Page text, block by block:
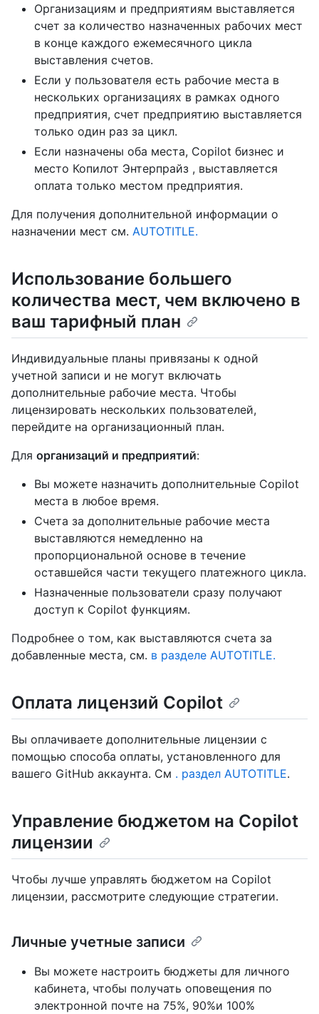
Организациям и предприятиям выставляется
счет за количество назначенных рабочих мест
в конце каждого ежемесячного цикла
выставления счетов.
Если у пользователя есть рабочие места в
нескольких организациях в рамках одного
предприятия, счет предприятию выставляется
только один раз за цикл.
Если назначены оба места, Copilot бизнес и
место Копилот Энтерпрайз , выставляется
оплата только местом предприятия.
Для получения дополнительной информации о
назначении мест см. AUTOTITLE.
Использование большего
количества мест, чем включено в
ваш тарифный план
Индивидуальные планы привязаны к одной
учетной записи и не могут включать
дополнительные рабочие места. Чтобы
лицензировать нескольких пользователей,
перейдите на организационный план.
Для организаций и предприятий:
Вы можете назначить дополнительные Copilot
места в любое время.
Счета за дополнительные рабочие места
выставляются немедленно на
пропорциональной основе в течение
оставшейся части текущего платежного цикла.
Назначенные пользователи сразу получают
доступ к Copilot функциям.
Подробнее о том, как выставляются счета за
добавленные места, см. в разделе AUTOTITLE.
Оплата лицензий Copilot
Вы оплачиваете дополнительные лицензии с
помощью способа оплаты, установленного для
вашего GitHub аккаунта. См . раздел AUTOTITLE.
Управление бюджетом на Copilot
лицензии
Чтобы лучше управлять бюджетом на Copilot
лицензии, рассмотрите следующие стратегии.
Личные учетные записи
Вы можете настроить бюджеты для личного
кабинета, чтобы получать оповещения по
электронной почте на 75%, 90%и 100%